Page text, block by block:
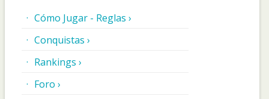
Cómo Jugar - Reglas ›
Conquistas ›
Rankings ›
Foro ›